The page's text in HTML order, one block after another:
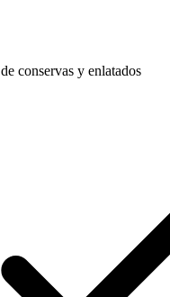
conservas y enlatados